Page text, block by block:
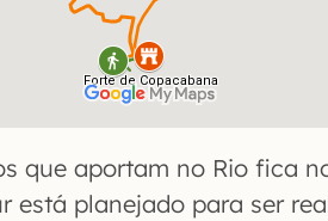
que aportam no Rio fica
está planejado para ser